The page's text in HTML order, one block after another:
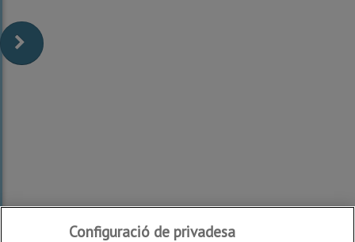
Configuració de privadesa